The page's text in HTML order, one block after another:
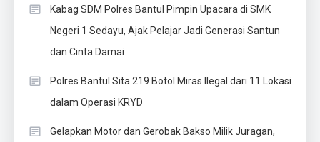
Kabag SDM Polres Bantul Pimpin Upacara di SMK
Negeri 1 Sedayu, Ajak Pelajar Jadi Generasi Santun
dan Cinta Damai
Polres Bantul Sita 219 Botol Miras Ilegal dari 11 Lokasi
dalam Operasi KRYD
Gelapkan Motor dan Gerobak Bakso Milik Juragan,